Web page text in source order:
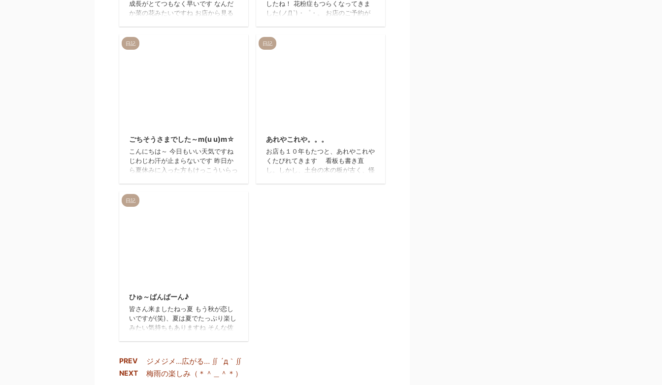
成長がとてつもなく早いです なんだ
か菜の花みたいですね お店から見る
ですね そしてお友達の謎の植物 この
子もグングン成長してます 植えた覚
したね！ 花粉症もつらくなってきま
した(ノД`)・゜・。 お店のご予約が
申し訳ごさいません(ノД`)・゜・。
早めのご予約がおすすめです！！是非
日記
ごちそうさまでした～m(u u)m☆
こんにちは～ 今日もいい天気ですね
じわじわ汗が止まらないです 昨日か
ら夏休みに入った方もけっこういらっ
ね 私は夏休みの話ではないのです
が、 この間ＲＥＩＲのお客様が経営
日記
あれやこれや。。。
お店も１０年もたつと、あれやこれや
くたびれてきます 看板も書き直
し。しかし、土台の木の板が古く、怪
日記
ひゅ～ばんばーん♪
皆さん来ましたねっ夏 もう秋が恋し
いですが(笑)、夏は夏でたっぷり楽し
みたい気持ちもありますね そんな佐
も柴又いいところですね 駄菓子やさ
んとかお団子やさんとか下町な雰囲気
PREV ジメジメ…広がる… ∬ ´д｀∬
NEXT 梅雨の楽しみ（＊＾＿＾＊）